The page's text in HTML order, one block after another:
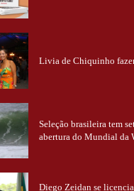
Livia de Chiquinho
Seleção brasileira tem
abertura do Mundial da
Diego Zeidan se